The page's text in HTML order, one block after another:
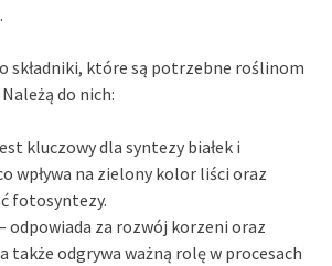
składniki, które są potrzebne roślinom
do nich:
kluczowy dla syntezy białek i
wpływa na zielony kolor liści oraz
fotosyntezy.
odpowiada za rozwój korzeni oraz
także odgrywa ważną rolę w procesach